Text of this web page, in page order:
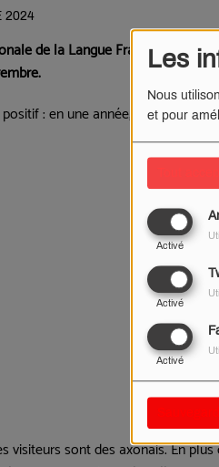
Les
Nous
et pour
Activé
Activé
Activé
2024
de la Langue Française de
: en une année, l'
ancien
visiteurs sont des axonais.En